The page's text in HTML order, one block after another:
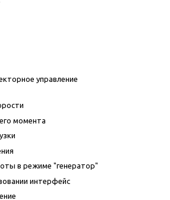
управление
момента
в режиме "генератор"
интерфейс